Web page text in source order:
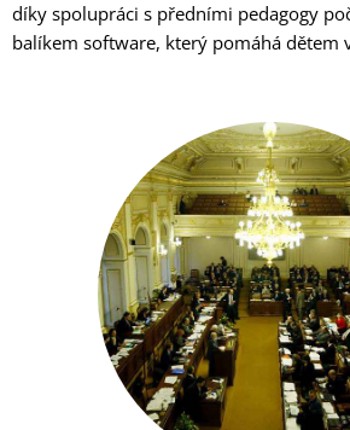
díky spolupráci s předními pedagogy
balíkem software, který pomáhá dětem